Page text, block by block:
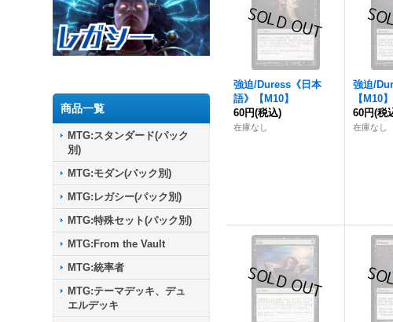
商品一覧
MTG:スタンダード(パック
別)
MTG:モダン(パック別)
MTG:レガシー(パック別)
MTG:特殊セット(パック別)
MTG:From the Vault
MTG:統率者
MTG:テーマデッキ、デュ
エルデッキ
強迫/Duress《日本
語》【M10】
60円(税込)
在庫なし
強迫/
【M10】
60円(税
在庫なし